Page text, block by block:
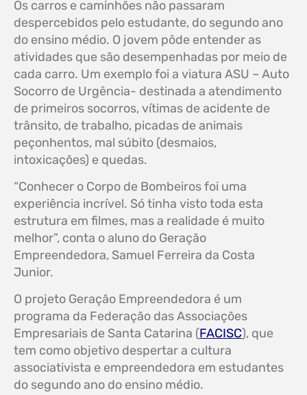
Os carros e caminhões não passaram
despercebidos pelo estudante, do segundo ano
do ensino médio. O jovem pôde entender as
atividades que são desempenhadas por meio de
cada carro. Um exemplo foi a viatura ASU – Auto
Socorro de Urgência- destinada a atendimento
de primeiros socorros, vítimas de acidente de
trânsito, de trabalho, picadas de animais
peçonhentos, mal súbito (desmaios,
intoxicações) e quedas.
“Conhecer o Corpo de Bombeiros foi uma
experiência incrível. Só tinha visto toda esta
estrutura em filmes, mas a realidade é muito
melhor”, conta o aluno do Geração
Empreendedora, Samuel Ferreira da Costa
Junior.
O projeto Geração Empreendedora é um
programa da Federação das Associações
Empresariais de Santa Catarina (FACISC), que
tem como objetivo despertar a cultura
associativista e empreendedora em estudantes
do segundo ano do ensino médio.